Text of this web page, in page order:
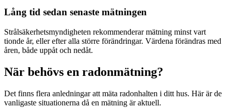
Lång tid sedan senaste mätningen
Strålsäkerhetsmyndigheten rekommenderar mätning minst vart
tionde år, eller efter alla större förändringar. Värdena förändras med
åren, både uppåt och nedåt.
När behövs en radonmätning?
Det finns flera anledningar att mäta radonhalten i ditt hus. Här är de
vanligaste situationerna då en mätning är aktuell.